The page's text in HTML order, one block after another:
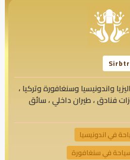
واندونيسيا وسنغافورة وتركيا ،
فنادق ، طيران داخلي ، سائق
في اندونيسيا
في سنغافورة